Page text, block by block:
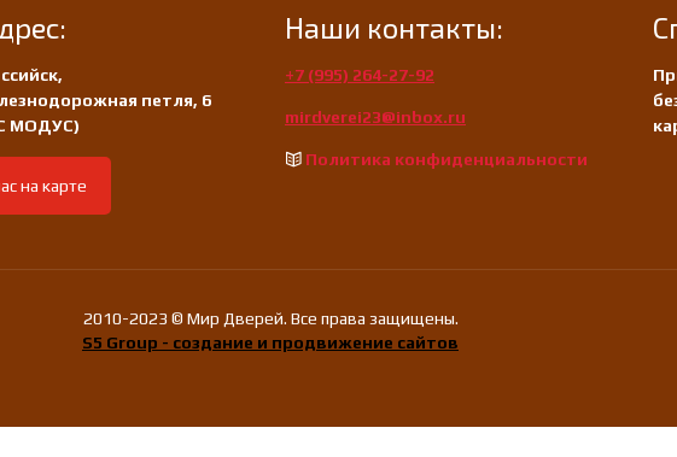
петля, 6
МОДУС)
на карте
Наши контакты:
+7 (995) 264-27-92
mirdverei23@inbox.ru
Политика конфиденциальности
2010-2023 © Мир Дверей. Все права защищены.
S5 Group - создание и продвижение сайтов